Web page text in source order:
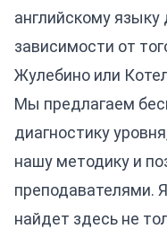
английскому
зависимости от
Жулебино или
Мы предлагаем
диагностику
нашу методику и
преподавателями.
найдет здесь не